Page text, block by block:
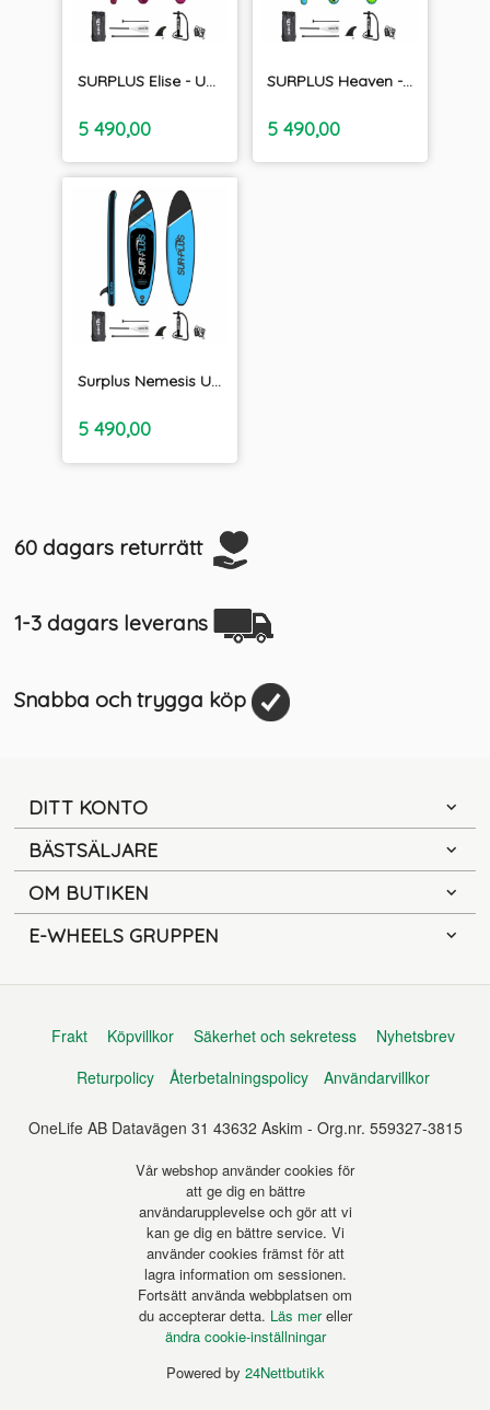
SURPLUS Elise - Uppblåsbara SUP paket 9'9"
Pris
5 490,00moms
SURPLUS Heaven - Uppblåsbara SUP paket 9'9"
Pris
5 490,00moms
Surplus Nemesis Uppblåsbara SUP paket 10'8"
Pris
5 490,00inkl.
moms
60 dagars returrätt
1-3 dagars leverans
Snabba och trygga köp
DITT KONTO
BÄSTSÄLJARE
OM BUTIKEN
E-WHEELS GRUPPEN
Frakt Köpvillkor Säkerhet och sekretess
Nyhetsbrev
Returpolicy
Återbetalningspolicy Användarvillkor
OneLife AB Datavägen 31 43632 Askim - Org.nr. 559327-3815
Vår webshop använder cookies för
att ge dig en bättre
användarupplevelse och gör att vi
kan ge dig en bättre service. Vi
använder cookies främst för att
lagra information om sessionen.
Fortsätt använda webbplatsen om
du accepterar detta. Läs mereller
ändra cookie-inställningar
Powered by 24Nettbutikk